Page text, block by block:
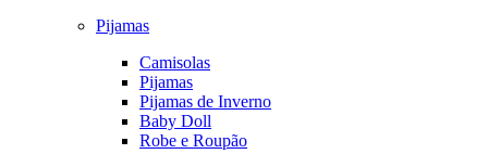
Pijamas
Camisolas
Pijamas
Pijamas de Inverno
Baby Doll
Robe e Roupão